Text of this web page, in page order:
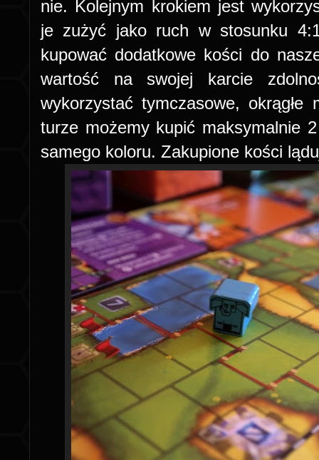
nie. Kolejnym krokiem jest
je zużyć jako ruch w stosunku
kupować dodatkowe kości do
wartość na swojej karcie
wykorzystać tymczasowe,
turze możemy kupić maksymalnie
samego koloru. Zakupione kości